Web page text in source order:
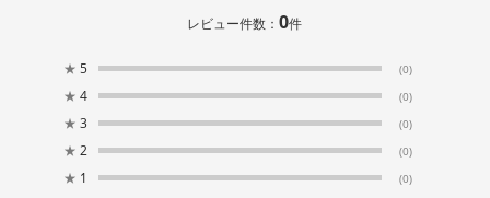
レビュー件数：0件
★ 5 (0)
★ 4 (0)
★ 3 (0)
★ 2 (0)
★ 1 (0)